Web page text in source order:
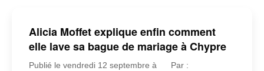
Alicia Moffet explique enfin comment
elle lave sa bague de mariage à Chypre
Publié le vendredi 12 septembre à
Par :